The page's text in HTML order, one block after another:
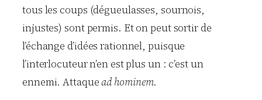
tous les coups (dégueulasses, sournois,
injustes) sont permis. Et on peut sortir de
l’échange d’idées rationnel, puisque
l’interlocuteur n’en est plus un : c’est un
ennemi. Attaquead hominem.